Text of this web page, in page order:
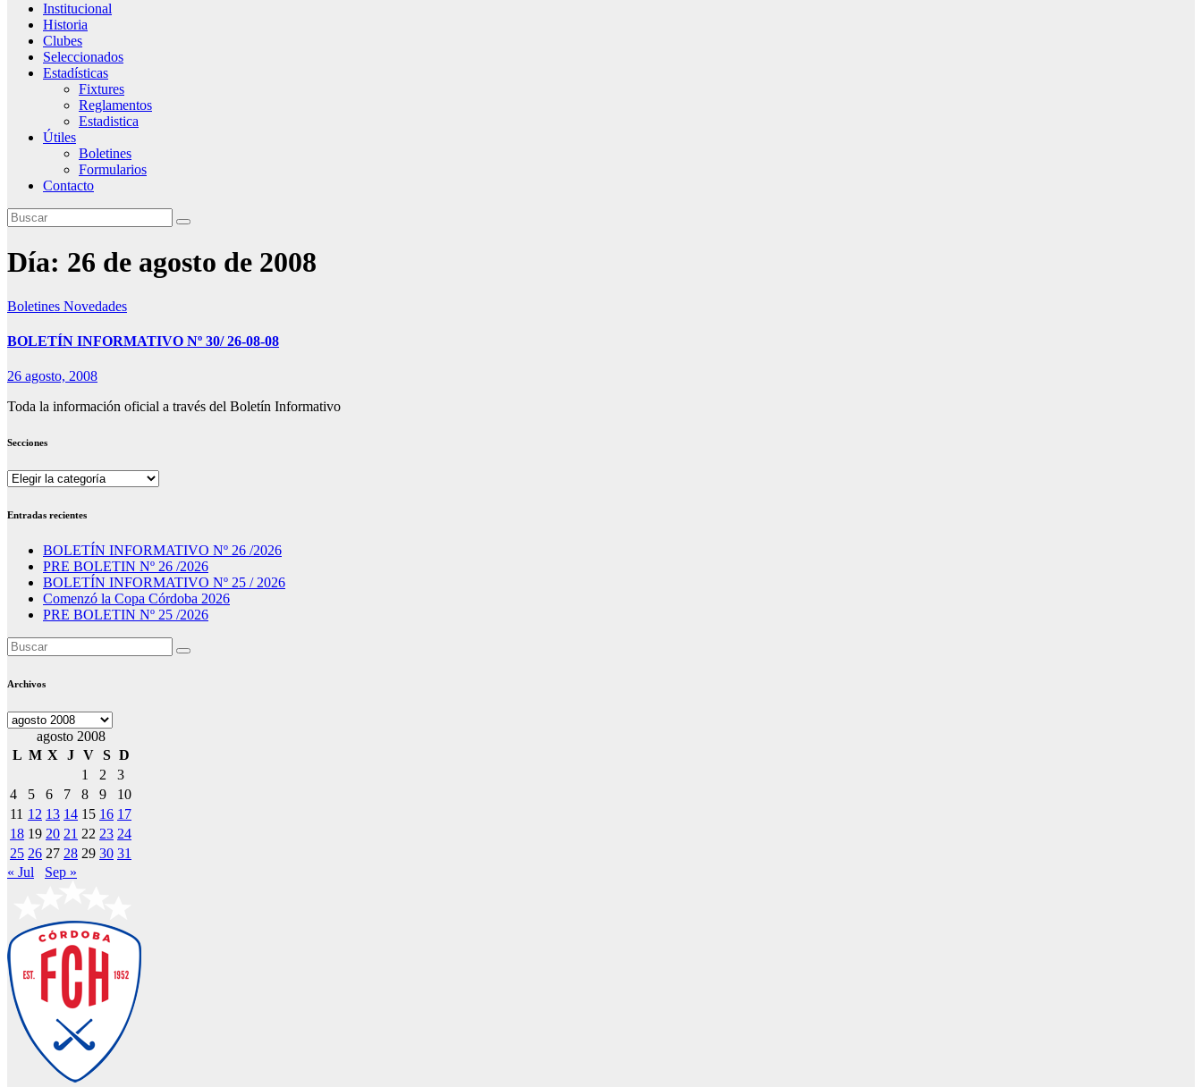
Institucional
Historia
Clubes
Seleccionados
Estadísticas
Fixtures
Reglamentos
Estadistica
Útiles
Boletines
Formularios
Contacto
Día: 26 de agosto de 2008
Boletines Novedades
BOLETÍN INFORMATIVO Nº 30/ 26-08-08
26 agosto, 2008
Toda la información oficial a través del Boletín Informativo
Secciones
Secciones
Entradas recientes
BOLETÍN INFORMATIVO Nº 26 /2026
PRE BOLETIN Nº 26 /2026
BOLETÍN INFORMATIVO Nº 25 / 2026
Comenzó la Copa Córdoba 2026
PRE BOLETIN Nº 25 /2026
Archivos
Archivos
agosto 2008
L M X J V S D
1
2
3
4
5 6 7 8 9
10
11 12 13 14 15 16 17
18 19 20 21 22 23 24
25 26 27 28 29 30 31
« Jul
Sep »